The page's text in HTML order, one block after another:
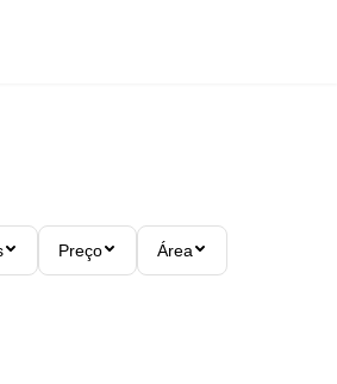
Preço Área